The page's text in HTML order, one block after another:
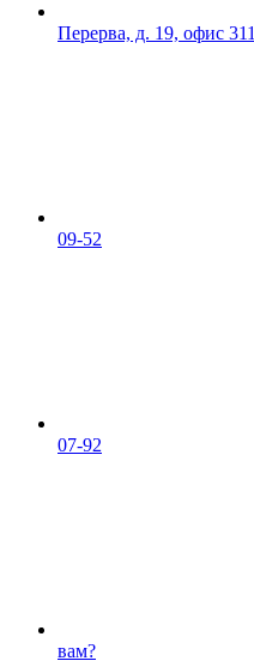
Перерва, д. 19, офис 311
09-52
07-92
вам?